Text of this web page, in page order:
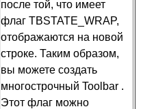
после той, что имеет
флаг TBSTATE_WRAP,
отображаются на новой
строке. Таким образом,
вы можете создать
многострочный Toolbar .
Этот флаг можно